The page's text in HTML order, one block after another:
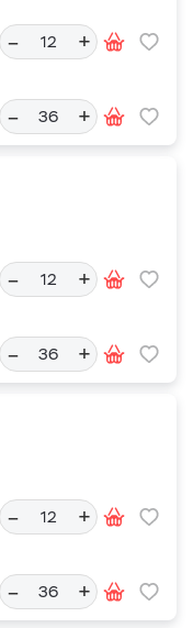
– +
– +
– +
– +
– +
– +